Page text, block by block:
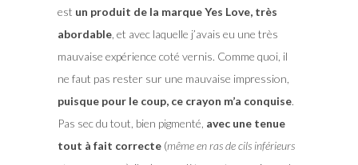
est un produit de la marque Yes Love, très
abordable, et avec laquelle j’avais eu une très
mauvaise expérience coté vernis. Comme quoi, il
ne faut pas rester sur une mauvaise impression,
puisque pour le coup, ce crayon m’a conquise.
Pas sec du tout, bien pigmenté, avec une tenue
tout à fait correcte(même en ras de cils inférieurs